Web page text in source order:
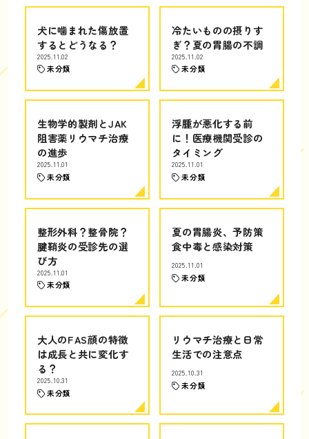
犬に噛まれた傷放置
するとどうなる？
2025.11.02
未分類
冷たいものの摂りす
ぎ？夏の胃腸の不調
2025.11.02
未分類
生物学的製剤とJAK
阻害薬リウマチ治療
の進歩
2025.11.01
未分類
浮腫が悪化する前
に！医療機関受診の
タイミング
2025.11.01
未分類
整形外科？整骨院？
腱鞘炎の受診先の選
び方
2025.11.01
未分類
夏の胃腸炎、予防策
食中毒と感染対策
2025.11.01
未分類
大人のFAS顔の特徴
は成長と共に変化す
る？
2025.10.31
未分類
リウマチ治療と日常
生活での注意点
2025.10.31
未分類